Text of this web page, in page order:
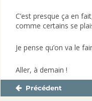
C’est presque ça en
comme certains se
Je pense qu’on va le
Aller, à demain !
NavigationPrécédent